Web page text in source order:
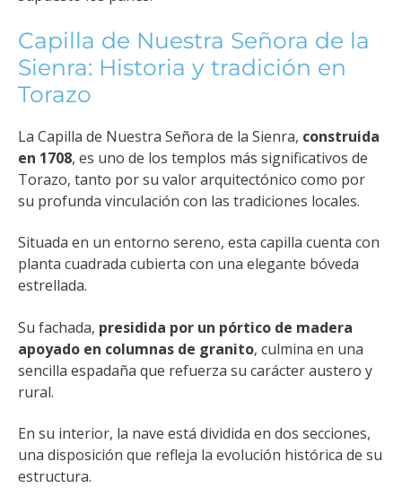
Capilla de Nuestra Señora de la
Sienra: Historia y tradición en
Torazo
La Capilla de Nuestra Señora de la Sienra, construida
en 1708, es uno de los templos más significativos de
Torazo, tanto por su valor arquitectónico como por
su profunda vinculación con las tradiciones locales.
Situada en un entorno sereno, esta capilla cuenta con
planta cuadrada cubierta con una elegante bóveda
estrellada.
Su fachada, presidida por un pórtico de madera
apoyado en columnas de granito, culmina en una
sencilla espadaña que refuerza su carácter austero y
rural.
En su interior, la nave está dividida en dos secciones,
una disposición que refleja la evolución histórica de su
estructura.